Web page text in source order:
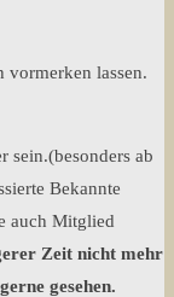
lassen.
sein.(besonders ab
Bekannte
auch Mitglied
Zeit nicht mehr
gesehen.